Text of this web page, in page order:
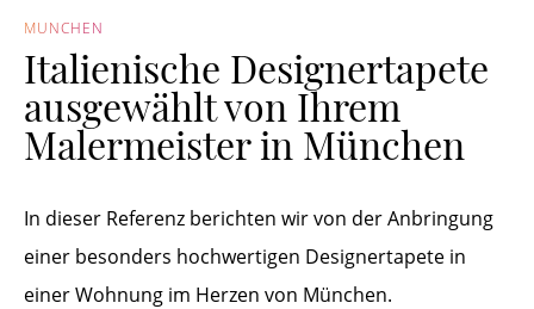
MÜNCHEN
Italienische Designertapete
ausgewählt von Ihrem
Malermeister in München
In dieser Referenz berichten wir von der Anbringung
einer besonders hochwertigen Designertapete in
einer Wohnung im Herzen von München.